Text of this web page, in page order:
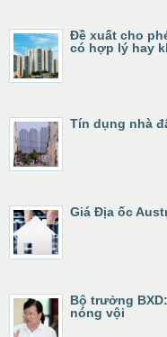
Đề xuất cho
có hợp lý hay
Tín dụng nhà
Giá Địa ốc
Bộ trưởng
nóng vội